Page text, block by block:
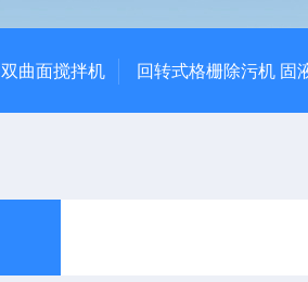
双曲面搅拌机 回转式格栅除污机 固